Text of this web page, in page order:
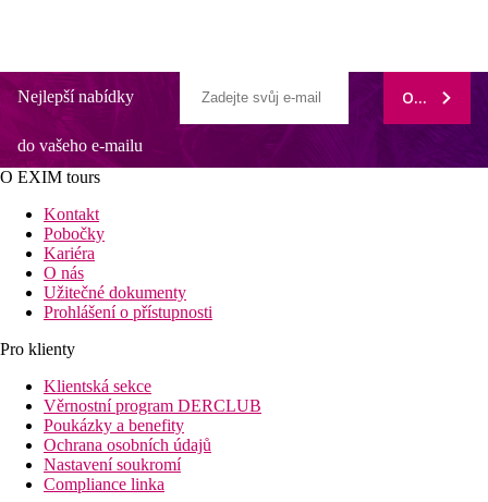
Nejlepší nabídky
do vašeho e-mailu
ODEBÍRAT
O EXIM tours
Kontakt
Pobočky
Kariéra
O nás
Užitečné dokumenty
Prohlášení o přístupnosti
Pro klienty
Klientská sekce
Věrnostní program DERCLUB
Poukázky a benefity
Ochrana osobních údajů
Nastavení soukromí
Compliance linka